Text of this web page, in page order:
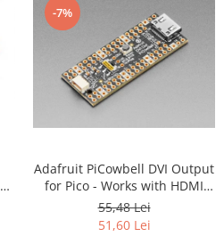
-7%
Adafruit PiCowbell DVI Output
for Pico - Works with HDMI
Display
55,48 Lei
51,60 Lei